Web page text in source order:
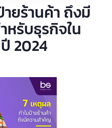
ยร้านค้า ถึงมี
รับธุรกิจใน
2024